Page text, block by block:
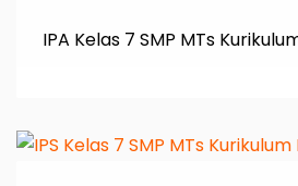
IPA Kelas 7 SMP MTs